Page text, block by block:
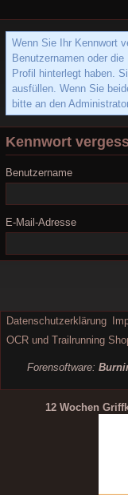
Wenn Sie Ihr Kennwort
Benutzernamen oder
Profil hinterlegt haben.
ausfüllen. Wenn Sie
bitte an den
Kennwort
Benutzername
E-Mail-Adresse
Datenschutzerklärung
OCR und Trailrunning
Forensoftware:
12 Wochen